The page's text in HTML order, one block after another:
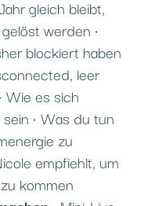
gleich bleibt,
werden •
blockiert haben
leer
• Wie es sich
• Was du tun
zu
empfiehlt, um
kommen